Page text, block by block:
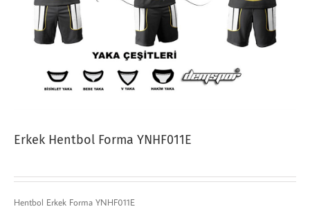
Erkek Hentbol Forma YNHF011E
Hentbol Erkek Forma YNHF011E